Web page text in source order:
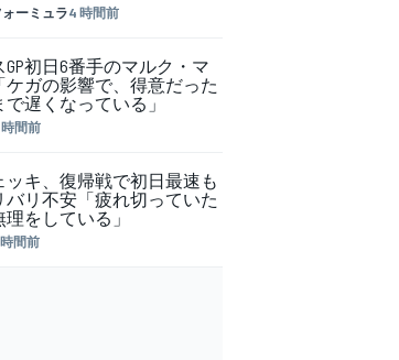
ーミュラ4 時間前
時間前
GP初日6番手のマルク・マ
ケガの影響で、得意だった
で遅くなっている」
間前
ッキ、復帰戦で初日最速も
バリ不安「疲れ切っていた
理をしている」